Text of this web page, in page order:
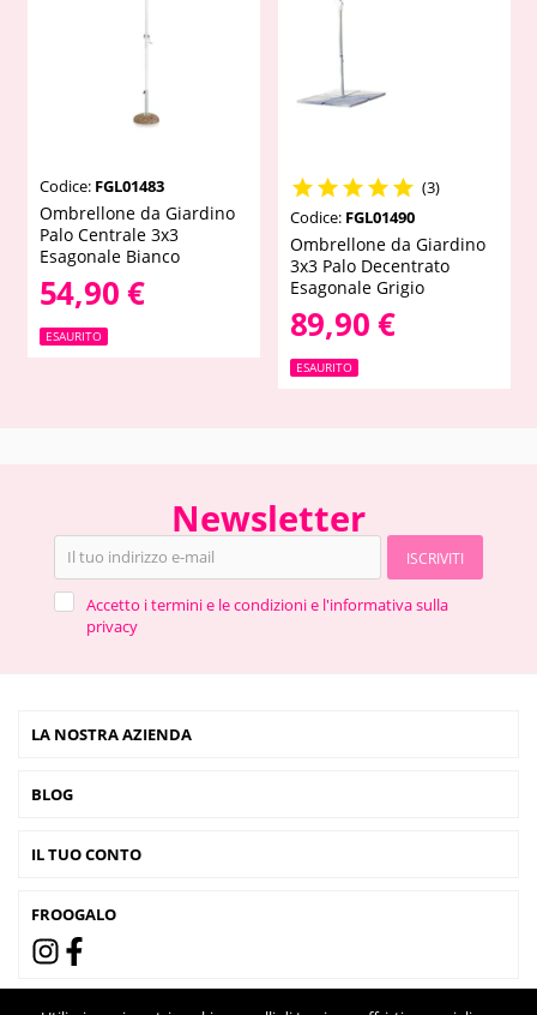
Codice: FGL01483
Ombrellone da Giardino
Palo Centrale 3x3
Esagonale Bianco
54,90 €
ESAURITO
 (3)
Codice: FGL01490
Ombrellone da Giardino
3x3 Palo Decentrato
Esagonale Grigio
89,90 €
ESAURITO
Newsletter
ISCRIVITI
Accetto i termini e le condizioni e l'informativa sulla
privacy
LA NOSTRA AZIENDA
BLOG
IL TUO CONTO
FROOGALO